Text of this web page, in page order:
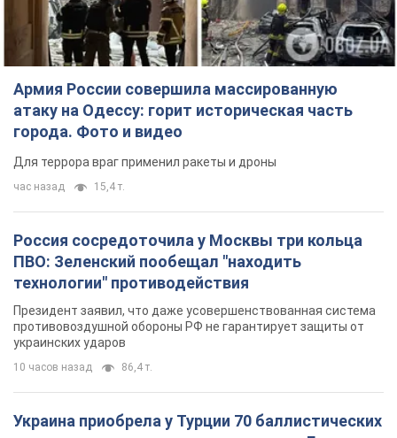
Россия сосредоточила у Москвы три кольца
ПВО: Зеленский пообещал "находить
технологии" противодействия
Президент заявил, что даже усовершенствованная система
противовоздушной обороны РФ не гарантирует защиты от
украинских ударов
10 часов назад 86,4 т.
Украина приобрела у Турции 70 баллистических
ракет и многое другое вооружение: в Госдепе
США обнародовали список
Госдеп уже проинформировал об этом американский
Конгресс
11 часов назад